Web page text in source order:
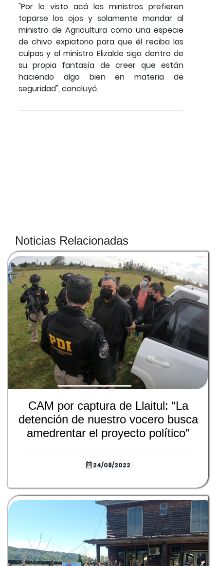
"Por lo visto acá los ministros prefieren
taparse los ojos y solamente mandar al
ministro de Agricultura como una especie
de chivo expiatorio para que él reciba las
culpas y el ministro Elizalde siga dentro de
su propia fantasía de creer que están
haciendo algo bien en materia de
seguridad", concluyó.
Noticias Relacionadas
CAM por captura de Llaitul: “La
detención de nuestro vocero busca
amedrentar el proyecto político”
24/08/2022